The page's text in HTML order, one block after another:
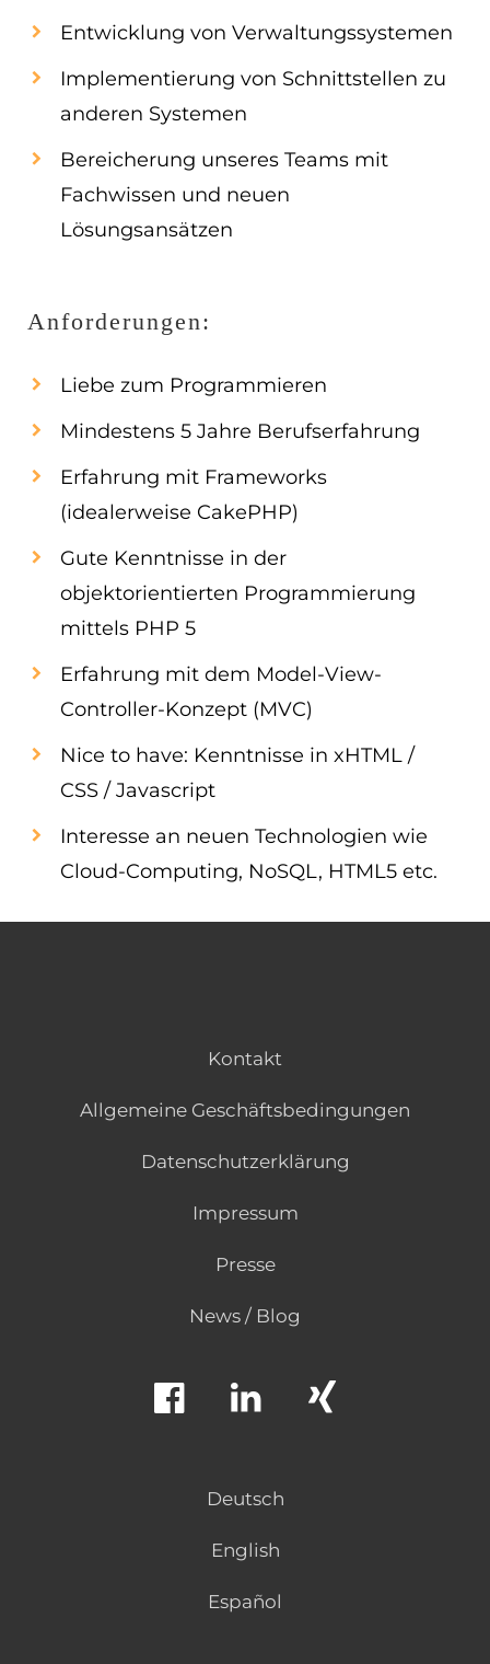
Entwicklung von Verwaltungssystemen
Implementierung von Schnittstellen zu
anderen Systemen
Bereicherung unseres Teams mit
Fachwissen und neuen
Lösungsansätzen
Anforderungen:
Liebe zum Programmieren
Mindestens 5 Jahre Berufserfahrung
Erfahrung mit Frameworks
(idealerweise CakePHP)
Gute Kenntnisse in der
objektorientierten Programmierung
mittels PHP 5
Erfahrung mit dem Model-View-
Controller-Konzept (MVC)
Nice to have: Kenntnisse in xHTML /
CSS / Javascript
Interesse an neuen Technologien wie
Cloud-Computing, NoSQL, HTML5 etc.
Kontakt
Allgemeine Geschäftsbedingungen
Datenschutzerklärung
Impressum
Presse
News / Blog
Deutsch
English
Español